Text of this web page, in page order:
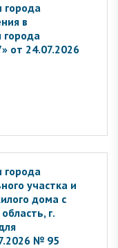
города
в
города
от 24.07.2026
города
участка и
дома с
г.
№ 95